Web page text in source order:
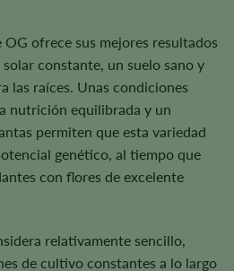
OG ofrece sus mejores resultados
constante, un suelo sano y
las raíces. Unas condiciones
nutrición equilibrada y un
permiten que esta variedad
genético, al tiempo que
con flores de excelente
relativamente sencillo,
de cultivo constantes a lo largo